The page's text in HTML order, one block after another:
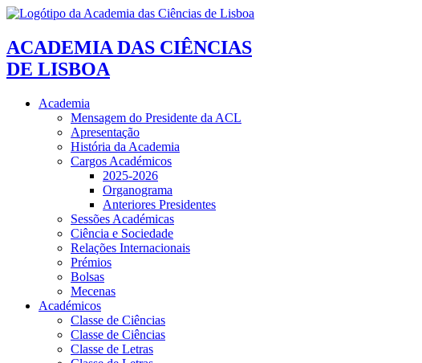
ACADEMIA DAS CIÊNCIAS
DE LISBOA
Academia
Mensagem do Presidente da ACL
Apresentação
História da Academia
Cargos Académicos
2025-2026
Organograma
Anteriores Presidentes
Sessões Académicas
Ciência e Sociedade
Relações Internacionais
Prémios
Bolsas
Mecenas
Académicos
Classe de Ciências
Classe de Ciências
Classe de Letras